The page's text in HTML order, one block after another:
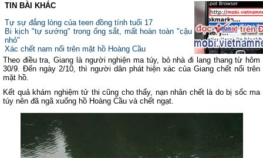
TIN BÀI KHÁC
Tự sự đắng lòng của teen đồng tính tuổi 17
Bi kịch "tự sướng" trong ống sắt, mất hoàn toàn "cậu
nhỏ"
Xác chết nam nổi trên mặt hồ Hoàng Cầu
Theo điều tra, Giang là người nghiện ma túy, bỏ nhà đi lang thang từ hôm
30/9. Đến ngày 2/10, thì người dân phát hiện xác của Giang chết nổi trên
mặt hồ.
Kết quả khám nghiệm tử thi cũng cho thấy, nạn nhân chết là do bị sốc ma
túy nên đã ngã xuống hồ Hoàng Cầu và chết ngạt.